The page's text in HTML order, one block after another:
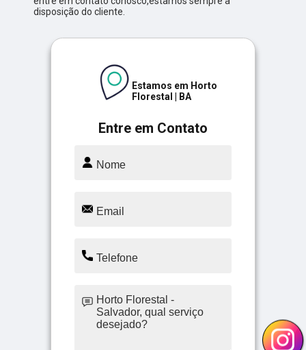
disposição do cliente.
Entre em Contato
Estamos em Horto
Florestal | BA